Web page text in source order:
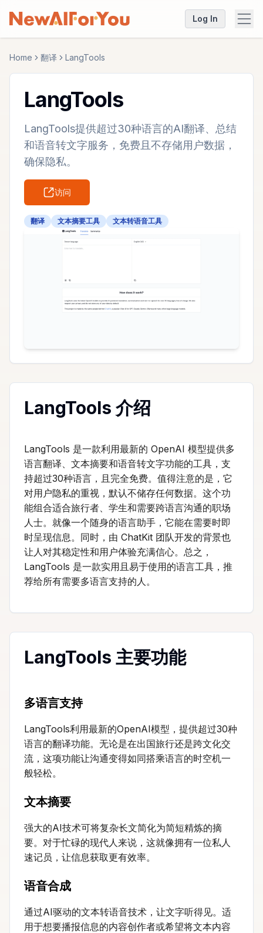
Log In
Home 翻译 LangTools
LangTools
LangTools提供超过30种语言的AI翻译、总结
和语音转文字服务，免费且不存储用户数据，
确保隐私。
访问
翻译 文本摘要工具 文本转语音工具
LangTools 介绍
LangTools 是一款利用最新的 OpenAI 模型提供多
语言翻译、文本摘要和语音转文字功能的工具，支
持超过30种语言，且完全免费。值得注意的是，它
对用户隐私的重视，默认不储存任何数据。这个功
能组合适合旅行者、学生和需要跨语言沟通的职场
人士。就像一个随身的语言助手，它能在需要时即
时呈现信息。同时，由 ChatKit 团队开发的背景也
让人对其稳定性和用户体验充满信心。总之，
LangTools 是一款实用且易于使用的语言工具，推
荐给所有需要多语言支持的人。
LangTools 主要功能
多语言支持
LangTools利用最新的OpenAI模型，提供超过30种
语言的翻译功能。无论是在出国旅行还是跨文化交
流，这项功能让沟通变得如同搭乘语言的时空机一
般轻松。
文本摘要
强大的AI技术可将复杂长文简化为简短精炼的摘
要。对于忙碌的现代人来说，这就像拥有一位私人
速记员，让信息获取更有效率。
语音合成
通过AI驱动的文本转语音技术，让文字听得见。适
用于想要播报信息的内容创作者或希望将文本内容